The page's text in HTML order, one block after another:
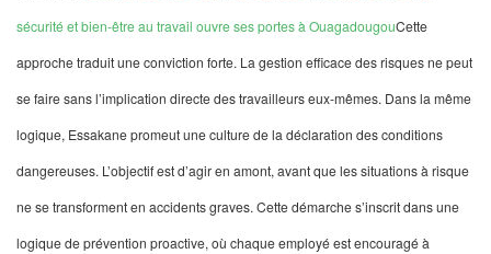
sécurité et bien-être au travail ouvre ses portes à OuagadougouCette
approche traduit une conviction forte. La gestion efficace des risques ne peut
se faire sans l’implication directe des travailleurs eux-mêmes. Dans la même
logique, Essakane promeut une culture de la déclaration des conditions
dangereuses. L’objectif est d’agir en amont, avant que les situations à risque
ne se transforment en accidents graves. Cette démarche s’inscrit dans une
logique de prévention proactive, où chaque employé est encouragé à